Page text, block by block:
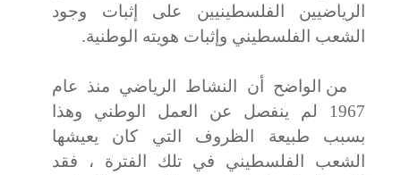
الرياضيين الفلسطينيين على إثبات وجود
الشعب الفلسطيني وإثبات هويته الوطنية.
من الواضح أن النشاط الرياضي منذ عام
1967 لم ينفصل عن العمل الوطني وهذا
بسبب طبيعة الظروف التي كان يعيشها
الشعب الفلسطيني في تلك الفترة ، فقد